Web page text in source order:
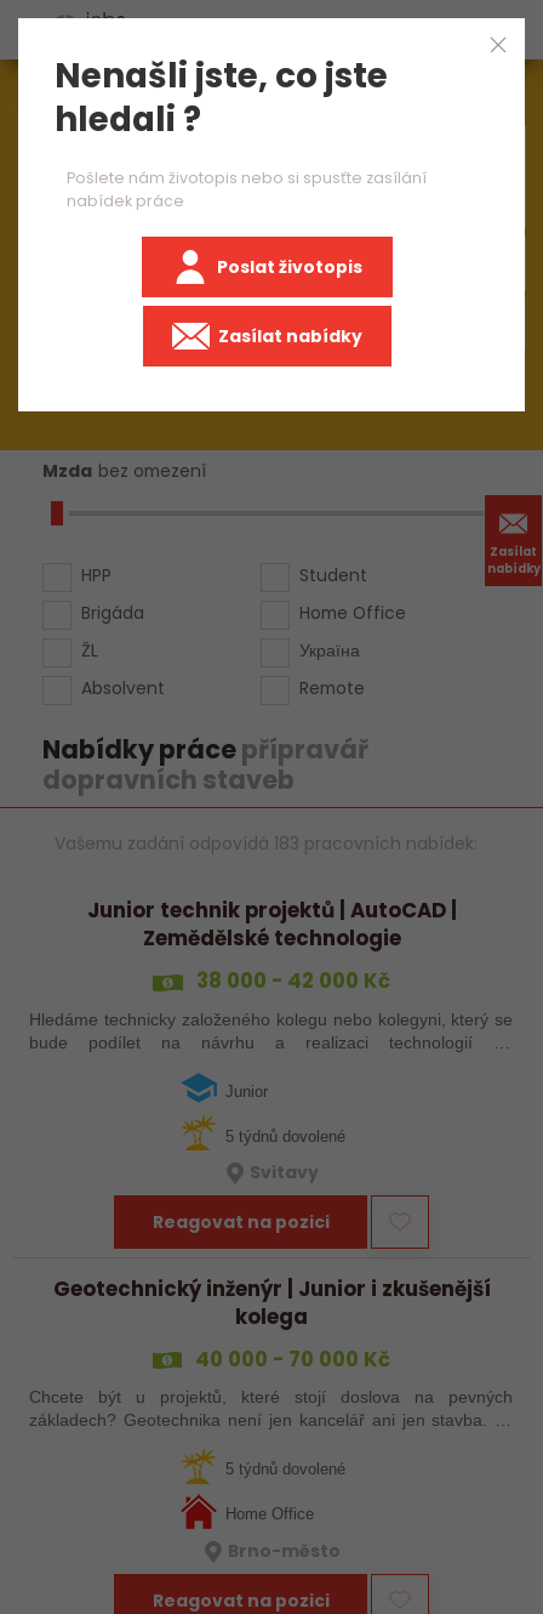
Zasílat
nabídky
Aktuálně1545nabídek práce
Mzda bez omezení
HPP
Brigáda
ŽL
Absolvent
Student
Home Office
Україна
Remote
Nabídky prácepřípravář
dopravních staveb
Vašemu zadání odpovídá 183 pracovních nabídek:
Junior technik projektů | AutoCAD |
Zemědělské technologie
38 000 - 42 000 Kč
Hledáme technicky založeného kolegu nebo kolegyni, který se
bude podílet na návrhu a realizaci technologií do
projekty, orientujete se ve…Junior
5 týdnů dovolené
Svitavy
Reagovat na pozici
Geotechnický inženýr | Junior i zkušenější
kolega
40 000 - 70 000 Kč
Chcete být u projektů, které stojí doslova na pevných
základech? Geotechnika není jen kancelář ani jen stavba. Je
hledání řešení, která rozhodují…5 týdnů dovolené
Home Office
Brno-město
Reagovat na pozici
Nenašli jste, co jste
hledali ?
Pošlete nám životopis nebo si spusťte zasílání
nabídek práce
Poslat životopis
Zasílat nabídky